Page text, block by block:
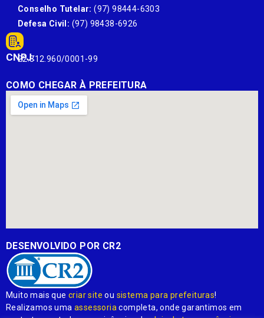
Conselho Tutelar: (97) 98444-6303
Defesa Civil: (97) 98438-6926
CNPJ:
22.812.960/0001-99
COMO CHEGAR À PREFEITURA
DESENVOLVIDO POR CR2
Muito mais quecriar site ou sistema para prefeituras!
Realizamos umaassessoria completa, onde garantimos em